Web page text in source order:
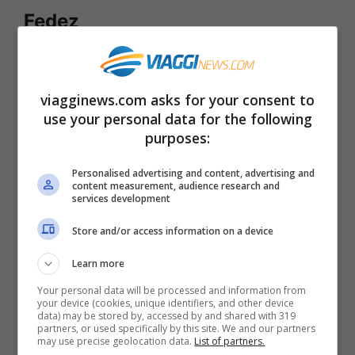
Fedez
Metropolitana: comodamente
potrete raggiungere lo Stadio San
Siro prendendo la metropolitana
viagginews.com asks for your consent to
use your personal data for the following
purposes:
Personalised advertising and content, advertising and
content measurement, audience research and
services development
Store and/or access information on a device
Learn more
Your personal data will be processed and information from
your device (cookies, unique identifiers, and other device
data) may be stored by, accessed by and shared with 319
partners, or used specifically by this site. We and our partners
may use precise geolocation data. List of partners.